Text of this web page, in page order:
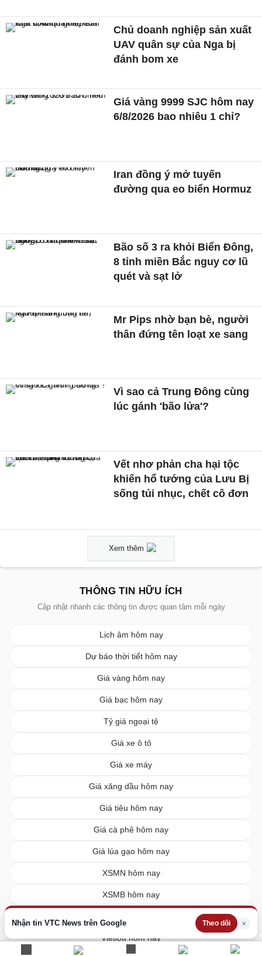
Nhận tin VTC News trên Google Theo dõi ×
Chủ doanh nghiệp sản xuất
UAV quân sự của Nga bị
đánh bom xe
Giá vàng 9999 SJC hôm nay
6/8/2026 bao nhiêu 1 chỉ?
Iran đồng ý mở tuyến
đường qua eo biển Hormuz
Bão số 3 ra khỏi Biển Đông,
8 tỉnh miền Bắc nguy cơ lũ
quét và sạt lở
Mr Pips nhờ bạn bè, người
thân đứng tên loạt xe sang
Vì sao cả Trung Đông cùng
lúc gánh 'bão lửa'?
Vết nhơ phản cha hại tộc
khiến hổ tướng của Lưu Bị
sống tủi nhục, chết cô đơn
Xem thêm
THÔNG TIN HỮU ÍCH
Cập nhật nhanh các thông tin được quan tâm mỗi ngày
Lịch âm hôm nay
Dự báo thời tiết hôm nay
Giá vàng hôm nay
Giá bạc hôm nay
Tỷ giá ngoại tệ
Giá xe ô tô
Giá xe máy
Giá xăng dầu hôm nay
Giá tiêu hôm nay
Giá cà phê hôm nay
Giá lúa gạo hôm nay
XSMN hôm nay
XSMB hôm nay
Vietlott hôm nay